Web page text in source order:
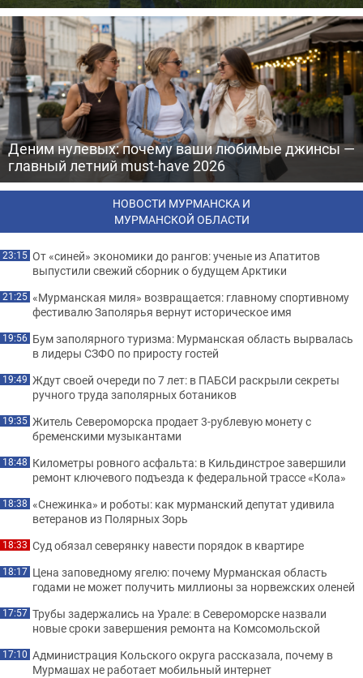
Деним нулевых: почему ваши любимые джинсы —
главный летний must-have 2026
НОВОСТИ МУРМАНСКА И
МУРМАНСКОЙ ОБЛАСТИ
23:15 От «синей» экономики до рангов: ученые из Апатитов
выпустили свежий сборник о будущем Арктики
21:25 «Мурманская миля» возвращается: главному спортивному
фестивалю Заполярья вернут историческое имя
19:56 Бум заполярного туризма: Мурманская область вырвалась
в лидеры СЗФО по приросту гостей
19:49 Ждут своей очереди по 7 лет: в ПАБСИ раскрыли секреты
ручного труда заполярных ботаников
19:35 Житель Североморска продает 3-рублевую монету с
бременскими музыкантами
18:48 Километры ровного асфальта: в Кильдинстрое завершили
ремонт ключевого подъезда к федеральной трассе «Кола»
18:38 «Снежинка» и роботы: как мурманский депутат удивила
ветеранов из Полярных Зорь
18:33 Суд обязал северянку навести порядок в квартире
18:17 Цена заповедному ягелю: почему Мурманская область
годами не может получить миллионы за норвежских оленей
17:57 Трубы задержались на Урале: в Североморске назвали
новые сроки завершения ремонта на Комсомольской
17:10 Администрация Кольского округа рассказала, почему в
Мурмашах не работает мобильный интернет